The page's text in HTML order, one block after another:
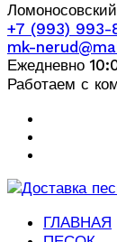
+7 (993) 993-
mk-
Ежедневно
Работаем с
ГЛАВНАЯ